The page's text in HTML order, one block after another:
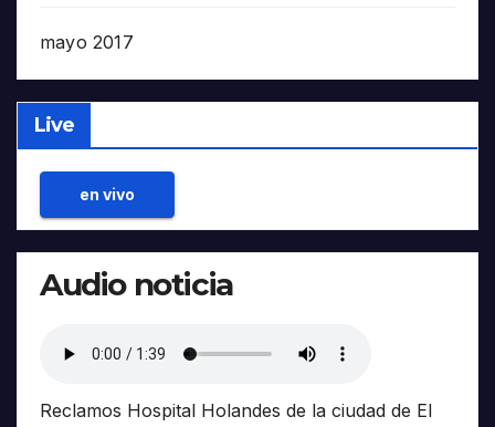
mayo 2017
Live
en vivo
Audio noticia
Reclamos Hospital Holandes de la ciudad de El